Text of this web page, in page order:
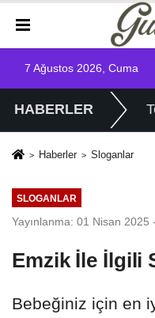
7 Ağustos 2026, Cuma
HABERLER
Haberler Sloganlar
SLOGANLAR
Yayınlanma: 01 Nisan 2025
Emzik İle İlgili
Bebeğiniz için en